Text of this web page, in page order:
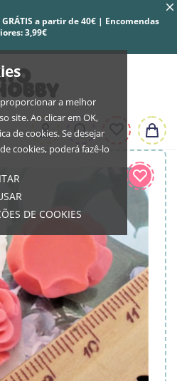
a melhor
site. Ao clicar em OK,
de cookies. Se desejar
cookies, poderá fazê-lo
DE COOKIES
a partir de 40€ | Encomendas
3,99€